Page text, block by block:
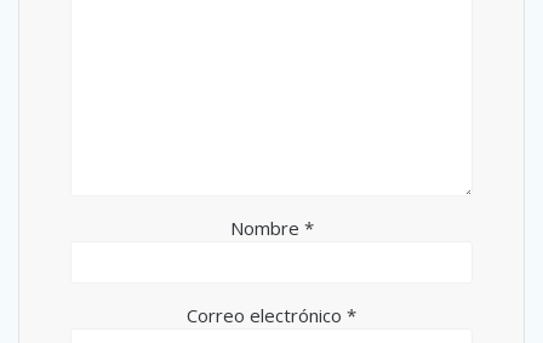
Nombre *
Correo electrónico *